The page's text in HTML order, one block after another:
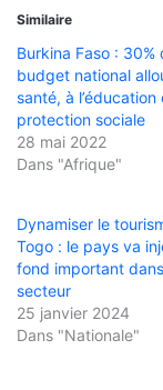
Similaire
Burkina Faso : 30%
budget national
santé, à l’éducation
protection sociale
28 mai 2022
Dans "Afrique"
Dynamiser le
Togo : le pays va
fond important
secteur
25 janvier 2024
Dans "Nationale"